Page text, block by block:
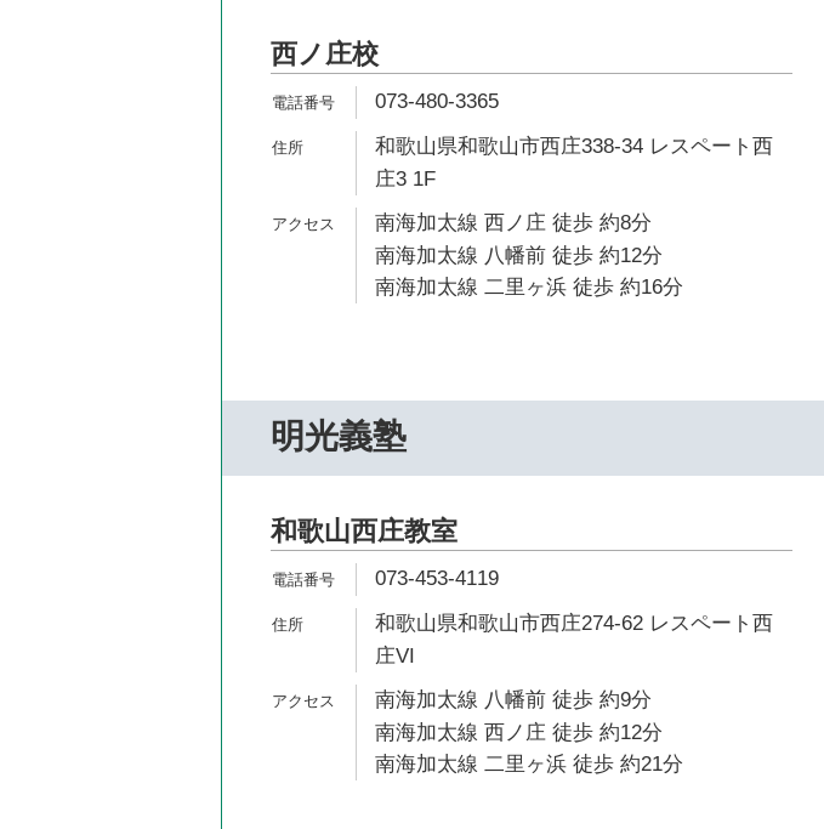
西ノ庄校
073-480-3365
和歌山県和歌山市西庄338-34 レスペート西
庄3 1F
南海加太線 西ノ庄 徒歩 約8分
南海加太線 八幡前 徒歩 約12分
南海加太線 二里ヶ浜 徒歩 約16分
明光義塾
和歌山西庄教室
073-453-4119
和歌山県和歌山市西庄274-62 レスペート西
庄VI
南海加太線 八幡前 徒歩 約9分
南海加太線 西ノ庄 徒歩 約12分
南海加太線 二里ヶ浜 徒歩 約21分